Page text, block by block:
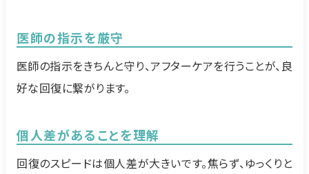
医師の指示を厳守
医師の指示をきちんと守り、アフターケアを行うことが、良
好な回復に繋がります。
個人差があることを理解
回復のスピードは個人差が大きいです。焦らず、ゆっくりと